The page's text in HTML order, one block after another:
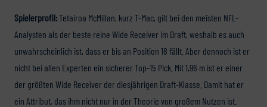
Spielerprofil:Tetairoa McMillan, kurz T-Mac, gilt bei den meisten NFL-
Analysten als der beste reine Wide Receiver im Draft, weshalb es auch
unwahrscheinlich ist, dass er bis an Position 18 fällt. Aber dennoch ist er
nicht bei allen Experten ein sicherer Top-15 Pick. Mit 1,96 m ist er einer
der größten Wide Receiver der diesjährigen Draft-Klasse. Damit hat er
ein Attribut, das ihm nicht nur in der Theorie von großem Nutzen ist.